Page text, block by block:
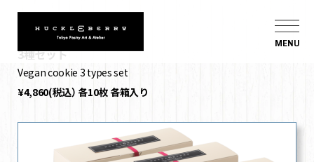
MENU
ヴィーガンクッキー
3種セット
Vegan cookie 3 types set
¥4,860(税込） 各10枚 各箱入り